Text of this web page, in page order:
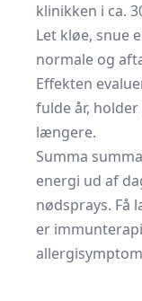
klinikken i ca.
Let kløe, snue
normale og
Effekten
fulde år,
længere.
Summa
energi ud af
nød­sprays. Få
er